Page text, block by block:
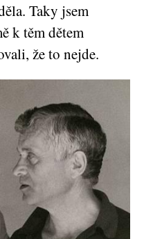
Taky jsem
k těm dětem
že to nejde.